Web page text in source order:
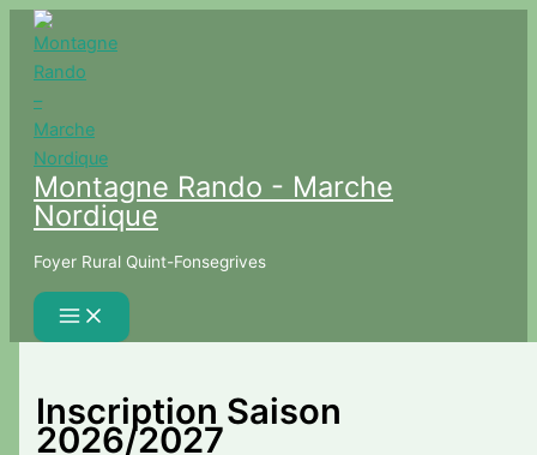
Aller
contenu
Montagne Rando - Marche
Nordique
Foyer Rural Quint-Fonsegrives
Inscription Saison
2026/2027